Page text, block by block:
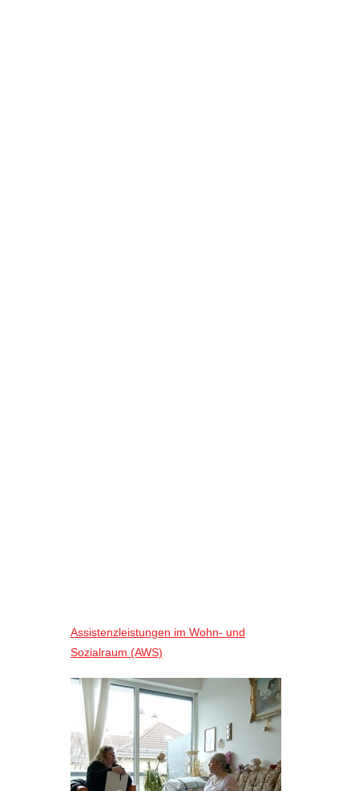
Assistenzleistungen im Wohn- und
Sozialraum (AWS)